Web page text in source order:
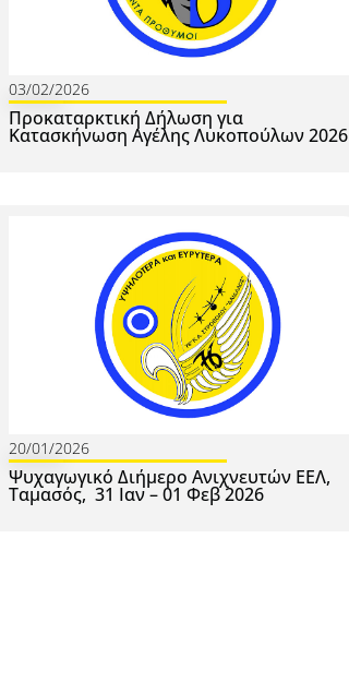
03/02/2026
Προκαταρκτική Δήλωση για
Κατασκήνωση Αγέλης Λυκοπούλων 2026
20/01/2026
Ψυχαγωγικό Διήμερο Ανιχνευτών ΕΕΛ,
Ταμασός, 31 Ιαν – 01 Φεβ 2026